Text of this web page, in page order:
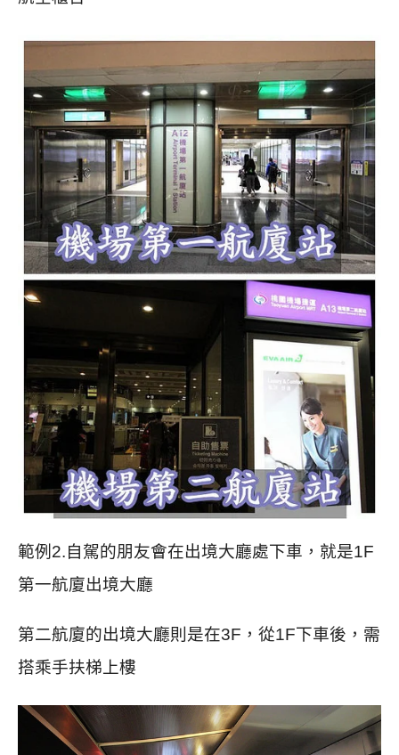
範例 2.自駕的朋友會在出境大廳處下車，就是1F
第一航廈出境大廳
第二航廈的出境大廳則是在3F，從1F下車後，需
搭乘手扶梯上樓